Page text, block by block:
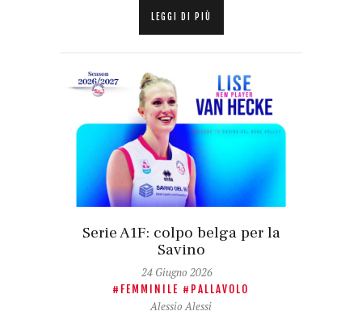
LEGGI DI PIÙ
Serie A1F: colpo belga per la
Savino
24 Giugno 2026
FEMMINILE PALLAVOLO
Alessio Alessi